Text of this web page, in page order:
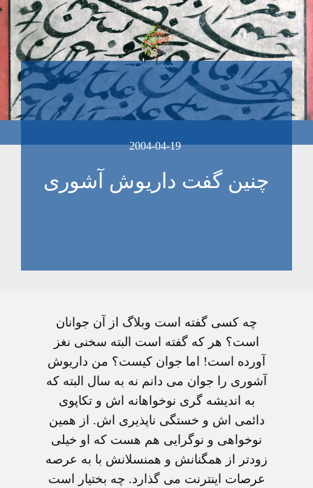
2004-04-19
چنين گفت داريوش آشوری
چه کسی گفته است وبلاگ از آن جوانان
است؟ هر که گفته است البته سخنی نغز
آورده است! اما جوان کيست؟ من داريوش
آشوری را جوان می دانم نه به سال البته که
به انديشه گری نوخواهانه اش و تکاپوی
دائمی اش و خستگی ناپذيری اش. از همين
نوخواهی و نوگرايی هم هست که او خيلی
زودتر از همگنانش و همنسلانش با به عرصه
عرصات اينترنت می گذارد. چه بختيار است